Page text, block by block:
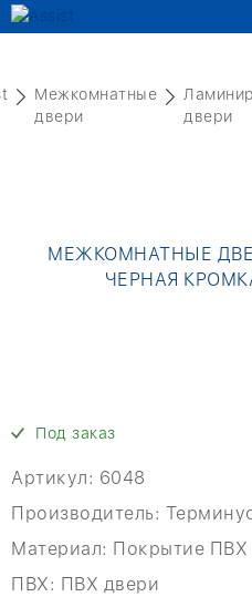
Межкомнатные
двери
двери
МЕЖКОМНАТНЫЕ
ЧЕРНАЯ
Под заказ
Артикул: 6048
Производитель:
Материал: Покрытие
ПВХ: ПВХ двери